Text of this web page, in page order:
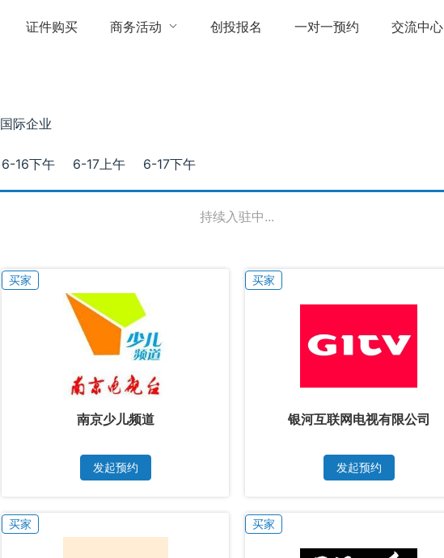
证件购买 商务活动 创投报名 一对一预约 交流中心
国际企业
6-16下午 6-17上午 6-17下午
持续入驻中...
买家
南京少儿频道
发起预约
买家
银河互联网电视有限公司
发起预约
买家 买家